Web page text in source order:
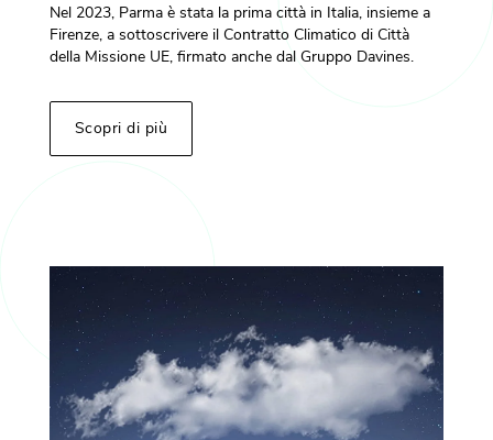
Nel 2023, Parma è stata la prima città in Italia, insieme a
Firenze, a sottoscrivere il Contratto Climatico di Città
della Missione UE, firmato anche dal Gruppo Davines.
Scopri di più